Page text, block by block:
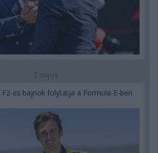
2 napja
es bajnok folytatja a Formula-E-ben